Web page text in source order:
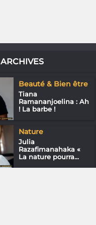
ARCHIVES
Beauté & Bien être
Tiana
Ramananjoelina : Ah
! La barbe !
Nature
Julia
Razafimanahaka «
La nature pourra...